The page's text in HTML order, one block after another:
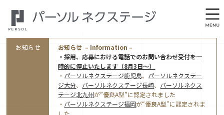
お知らせ
お知らせ – Information –
・採用、応募における電話でのお問い合わせ受付を一
時的に停止いたします（8月3日～）
・ パーソルネクステージ鹿児島、 パーソルネクステー
ジ大分、 パーソルネクステージ長崎、 パーソルネクス
テージ北九州が”優良A型”に認定されました
・ パーソルネクステージ福岡が“優良A型”に認定されま
した